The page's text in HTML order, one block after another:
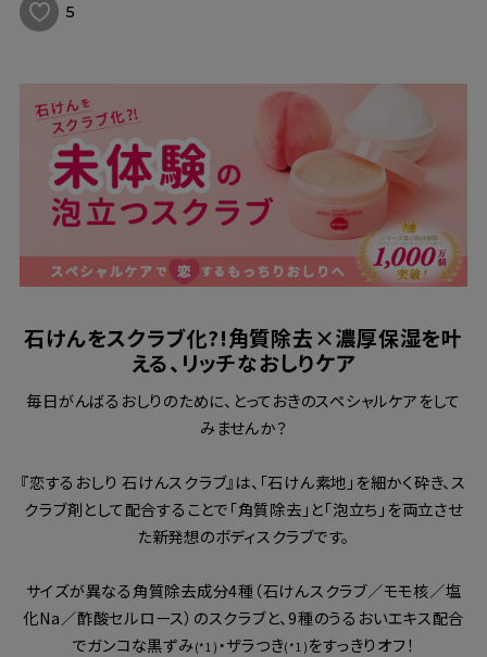
5
石けんをスクラブ化?!角質除去×濃厚保湿を叶
える、リッチなおしりケア
毎日がんばるおしりのために、とっておきのスペシャルケアをして
みませんか？
『恋するおしり 石けんスクラブ』は、「石けん素地」を細かく砕き、ス
クラブ剤として配合することで「角質除去」と「泡立ち」を両立させ
た新発想のボディスクラブです。
サイズが異なる角質除去成分4種（石けんスクラブ／モモ核／塩
化Na／酢酸セルロース）のスクラブと、9種のうるおいエキス配合
でガンコな黒ずみ(*1) ・ザラつき(*1) をすっきりオフ！